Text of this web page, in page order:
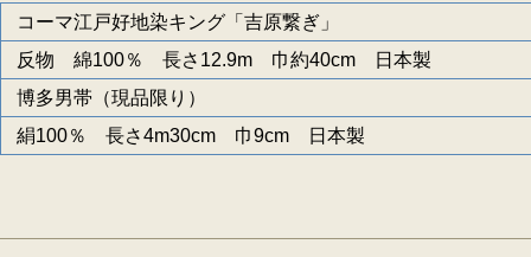
コーマ江戸好地染キング「吉原繋ぎ」
反物 綿100％ 長さ12.9m 巾約40cm 日本製
博多男帯（現品限り）
絹100％ 長さ4m30cm 巾9cm 日本製